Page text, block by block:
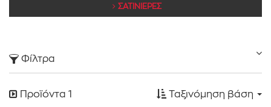
Κατηγορίες
ΣΑΤΙΝΙΕΡΕΣ
Φίλτρα
Προϊόντα 1 Ταξινόμηση βάση